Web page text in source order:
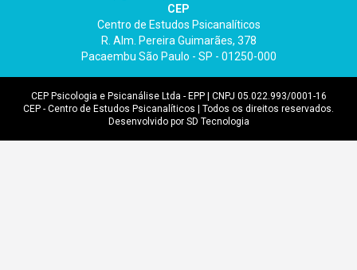
CEP
Centro de Estudos Psicanalíticos
R. Alm. Pereira Guimarães, 378
Pacaembu São Paulo - SP - 01250-000
CEP Psicologia e Psicanálise Ltda - EPP | CNPJ 05.022.993/0001-16
CEP - Centro de Estudos Psicanalíticos | Todos os direitos reservados.
Desenvolvido por SD Tecnologia